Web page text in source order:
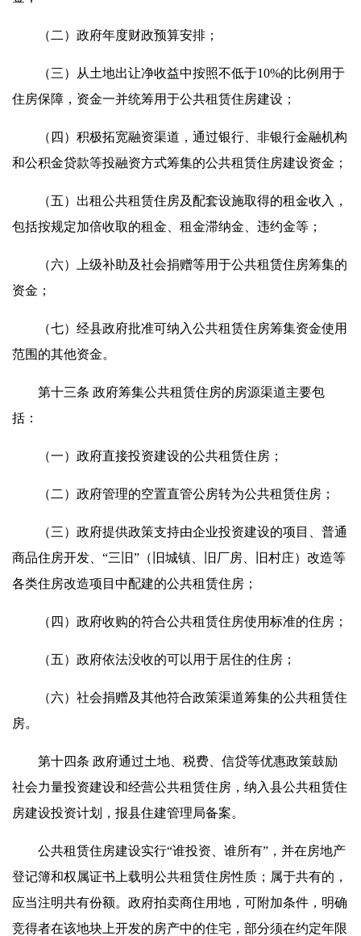
（二）政府年度财政预算安排；
（三）从土地出让净收益中按照不低于10%的比例用于
住房保障，资金一并统筹用于公共租赁住房建设；
（四）积极拓宽融资渠道，通过银行、非银行金融机构
和公积金贷款等投融资方式筹集的公共租赁住房建设资金；
（五）出租公共租赁住房及配套设施取得的租金收入，
包括按规定加倍收取的租金、租金滞纳金、违约金等；
（六）上级补助及社会捐赠等用于公共租赁住房筹集的
资金；
（七）经县政府批准可纳入公共租赁住房筹集资金使用
范围的其他资金。
第十三条 政府筹集公共租赁住房的房源渠道主要包
括：
（一）政府直接投资建设的公共租赁住房；
（二）政府管理的空置直管公房转为公共租赁住房；
（三）政府提供政策支持由企业投资建设的项目、普通
商品住房开发、“三旧”（旧城镇、旧厂房、旧村庄）改造等
各类住房改造项目中配建的公共租赁住房；
（四）政府收购的符合公共租赁住房使用标准的住房；
（五）政府依法没收的可以用于居住的住房；
（六）社会捐赠及其他符合政策渠道筹集的公共租赁住
房。
第十四条 政府通过土地、税费、信贷等优惠政策鼓励
社会力量投资建设和经营公共租赁住房，纳入县公共租赁住
房建设投资计划，报县住建管理局备案。
公共租赁住房建设实行“谁投资、谁所有”，并在房地产
登记簿和权属证书上载明公共租赁住房性质；属于共有的，
应当注明共有份额。政府拍卖商住用地，可附加条件，明确
竞得者在该地块上开发的房产中的住宅，部分须在约定年限